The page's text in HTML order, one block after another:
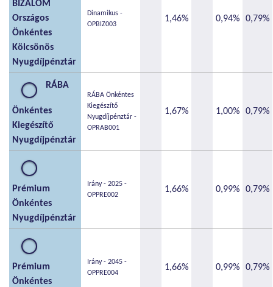
BIZALOM
Országos
Önkéntes
Kölcsönös
Nyugdíjpénztár
Dinamikus -
OPBIZ003
1,46% 0,94% 0,79%
RÁBA
Önkéntes
Kiegészítő
Nyugdíjpénztár
RÁBA Önkéntes
Kiegészítő
Nyugdíjpénztár -
OPRAB001
1,67% 1,00% 0,79%
Prémium
Önkéntes
Nyugdíjpénztár
Irány - 2025 -
OPPRE002
1,66% 0,99% 0,79%
Prémium
Önkéntes
Irány - 2045 -
OPPRE004
1,66% 0,99% 0,79%